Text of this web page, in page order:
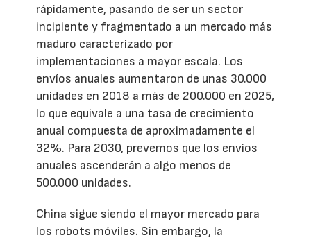
rápidamente, pasando de ser un sector
incipiente y fragmentado a un mercado más
maduro caracterizado por
implementaciones a mayor escala. Los
envíos anuales aumentaron de unas 30.000
unidades en 2018 a más de 200.000 en 2025,
lo que equivale a una tasa de crecimiento
anual compuesta de aproximadamente el
32%. Para 2030, prevemos que los envíos
anuales ascenderán a algo menos de
500.000 unidades.
China sigue siendo el mayor mercado para
los robots móviles. Sin embargo, la